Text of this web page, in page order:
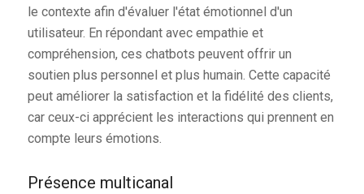
le contexte afin d'évaluer l'état émotionnel d'un
utilisateur. En répondant avec empathie et
compréhension, ces chatbots peuvent offrir un
soutien plus personnel et plus humain. Cette capacité
peut améliorer la satisfaction et la fidélité des clients,
car ceux-ci apprécient les interactions qui prennent en
compte leurs émotions.
Présence multicanal